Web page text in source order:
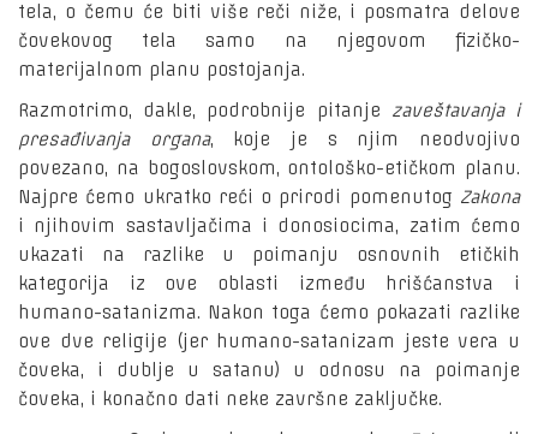
tela, o čemu će biti više reči niže, i posmatra delove
čovekovog tela samo na njegovom fizičko-
materijalnom planu postojanja.
Razmotrimo, dakle, podrobnije pitanje zaveštavanja i
presađivanja organa, koje je s njim neodvojivo
povezano, na bogoslovskom, ontološko-etičkom planu.
Najpre ćemo ukratko reći o prirodi pomenutog Zakona
i njihovim sastavljačima i donosiocima, zatim ćemo
ukazati na razlike u poimanju osnovnih etičkih
kategorija iz ove oblasti između hrišćanstva i
humano-satanizma. Nakon toga ćemo pokazati razlike
ove dve religije (jer humano-satanizam jeste vera u
čoveka, i dublje u satanu) u odnosu na poimanje
čoveka, i konačno dati neke završne zaključke.